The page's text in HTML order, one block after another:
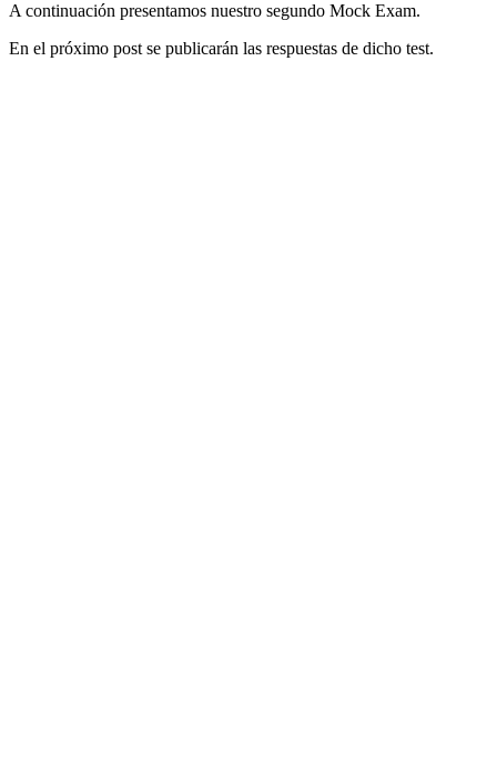
A continuación presentamos nuestro segundo Mock Exam.
En el próximo post se publicarán las respuestas de dicho test.